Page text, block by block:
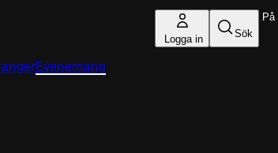
Logga in Sök
Evenemang